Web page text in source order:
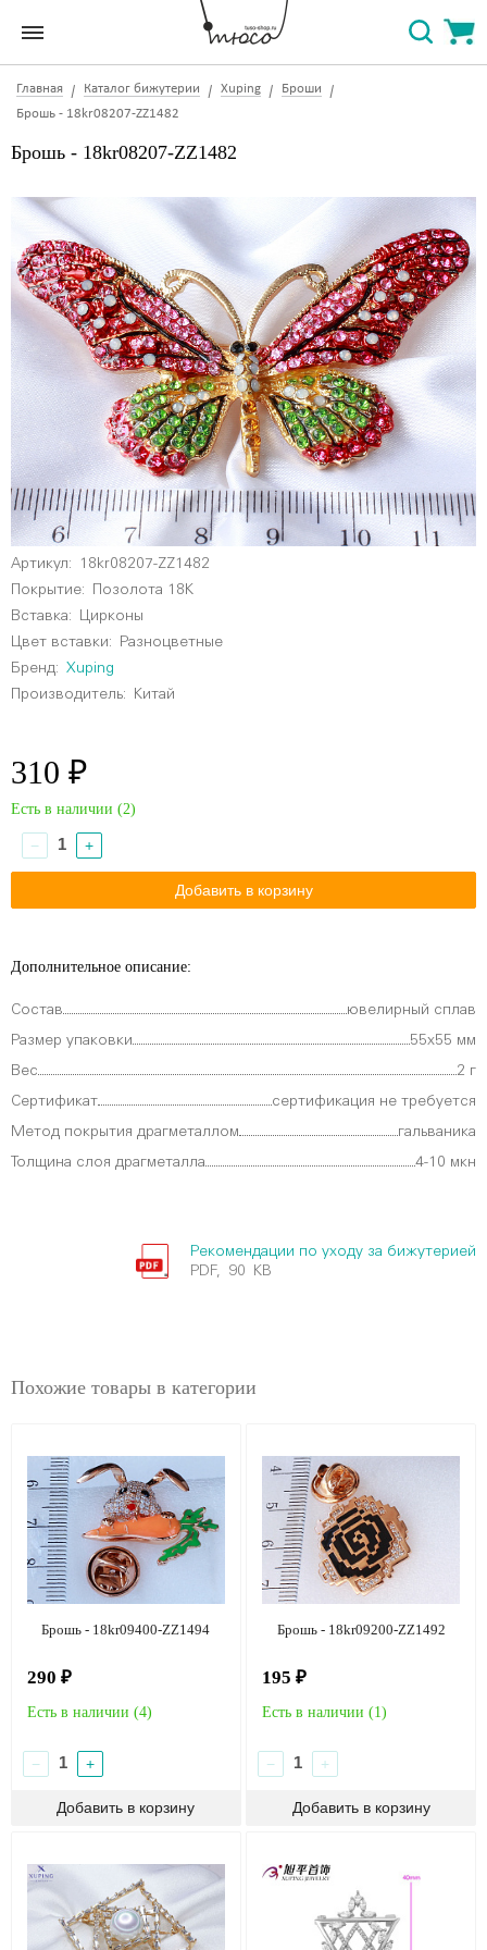
Главная Каталог бижутерии Xuping
Броши
Брошь - 18kr08207-ZZ1482
Брошь - 18kr08207-ZZ1482
Артикул:
18kr08207-ZZ1482
Покрытие: Позолота 18К
Вставка: Цирконы
Цвет вставки:
Разноцветные
Бренд:
Xuping
Производитель: Китай
310 ₽
Есть в наличии (2)
− +
Дополнительное описание:
Состав ювелирный сплав
Размер упаковки 55х55 мм
Вес 2 г
Сертификат сертификация не требуется
Метод покрытия драгметаллом гальваника
Толщина слоя драгметалла 4-10 мкн
Рекомендации по уходу за бижутерией
PDF, 90 KB
Похожие товары в категории
Брошь - 18kr09400-ZZ1494
290 ₽
Есть в наличии (4)
− +
Брошь - 18kr09200-ZZ1492
195 ₽
Есть в наличии (1)
− +